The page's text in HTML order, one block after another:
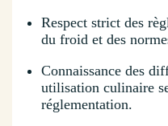
Respect strict des
du froid et des
Connaissance des
utilisation culinaire
réglementation.